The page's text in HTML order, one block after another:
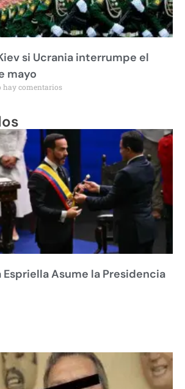
si Ucrania interrumpe el
mayo
hay comentarios
Asume la Presidencia